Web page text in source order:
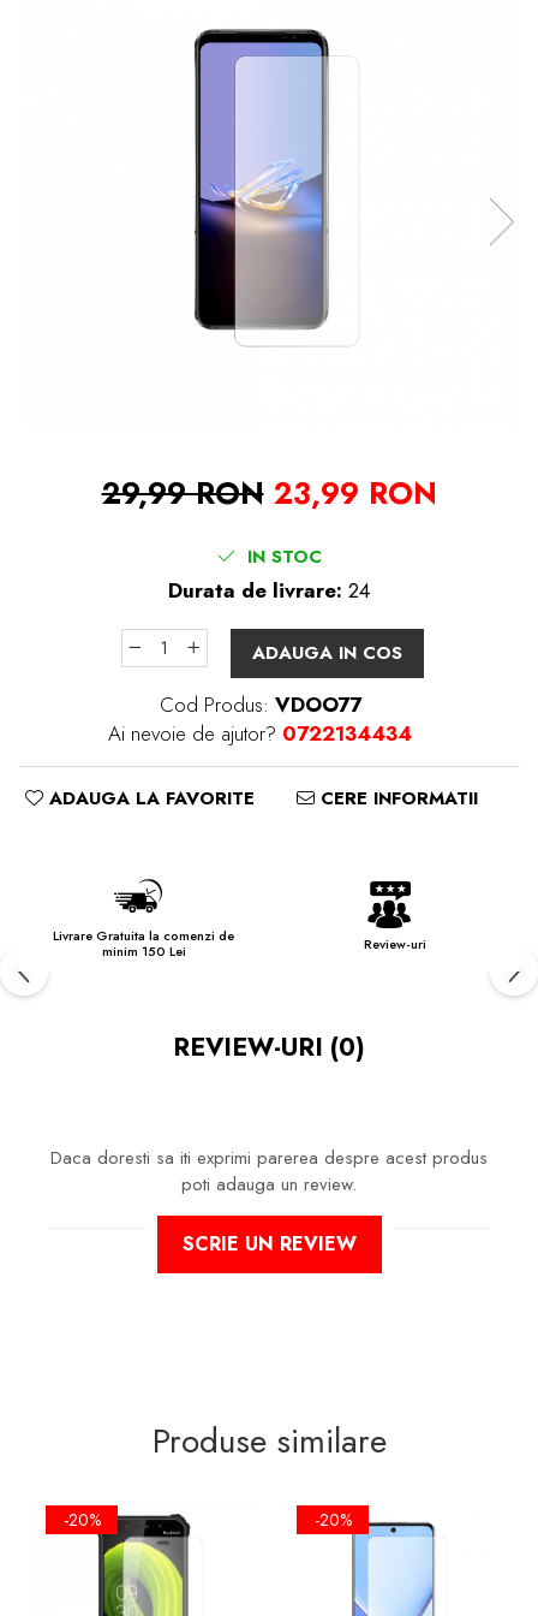
29,99 RON 23,99 RON
IN STOC
Durata de livrare: 24
ADAUGA IN COS
Cod Produs: VDOO77
Ai nevoie de ajutor? 0722134434
ADAUGA LA FAVORITE CERE INFORMATII
Livrare Gratuita la comenzi de
minim 150 Lei
Review-uri
REVIEW-URI (0)
Daca doresti sa iti exprimi parerea despre acest produs
poti adauga un review.
SCRIE UN REVIEW
Produse similare
-20% -20%